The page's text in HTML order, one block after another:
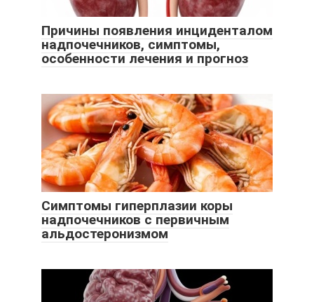
Причины появления инциденталом
надпочечников, симптомы,
особенности лечения и прогноз
Симптомы гиперплазии коры
надпочечников с первичным
альдостеронизмом